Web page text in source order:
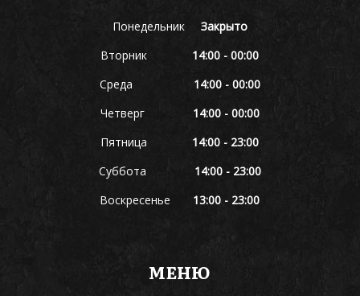
Понедельник Закрыто
Вторник 14:00 - 00:00
Среда 14:00 - 00:00
Четверг 14:00 - 00:00
Пятница 14:00 - 23:00
Суббота 14:00 - 23:00
Воскресенье 13:00 - 23:00
МЕНЮ